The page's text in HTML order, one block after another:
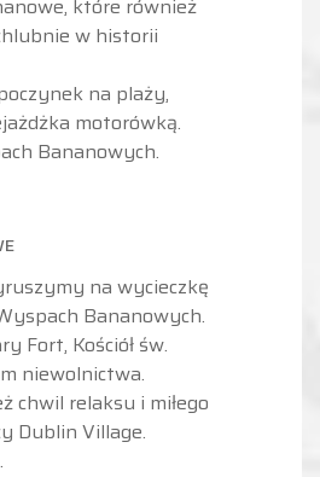
które również
w historii
na plaży,
motorówką.
Bananowych.
na wycieczkę
Bananowych.
Fort, Kościół św.
niewolnictwa.
chwil relaksu i miłego
Dublin Village.